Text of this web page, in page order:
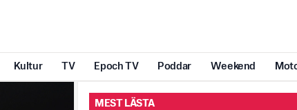
Kultur TV Epoch TV Poddar Weekend
MEST LÄSTA